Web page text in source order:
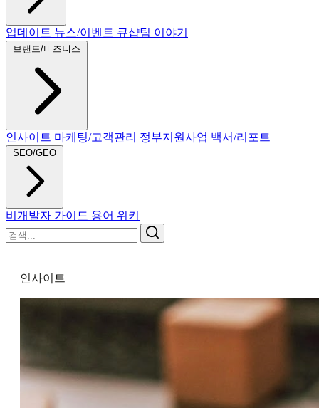
업데이트 뉴스/이벤트 큐샵팀 이야기
브랜드/비즈니스
인사이트 마케팅/고객관리 정부지원사업 백서/리포트
SEO/GEO
비개발자 가이드 용어 위키
인사이트